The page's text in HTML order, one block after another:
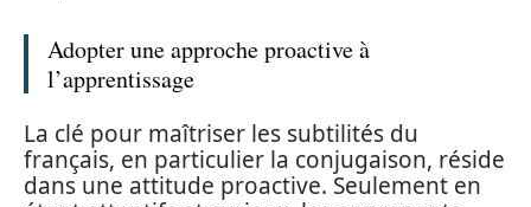
Adopter une approche proactive à
l’apprentissage
La clé pour maîtriser les subtilités du
français, en particulier la conjugaison, réside
dans une attitude proactive. Seulement en